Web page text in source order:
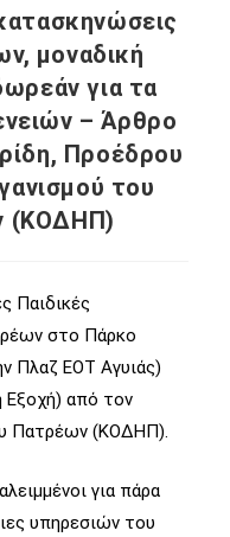
μοναδική
για τα
– Άρθρο
Προέδρου
του
(ΚΟΔΗΠ)
Παιδικές
στο Πάρκο
Πλαζ ΕΟΤ Αγυιάς)
Εξοχή) από τον
Πατρέων (ΚΟΔΗΠ).
για πάρα
υπηρεσιών του